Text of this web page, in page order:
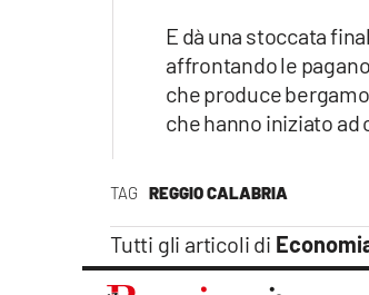
TAG REGGIO CALABRIA
Tutti gli articoli di
E dà una stoccata
affrontando le
che produce
che hanno iniziato